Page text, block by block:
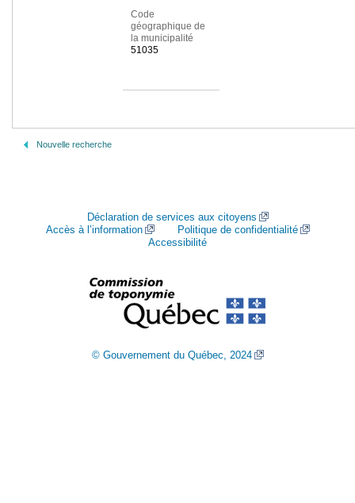
Code
géographique de
la municipalité
51035
Nouvelle recherche
Déclaration de services aux citoyens
Accès à l’information
Politique de confidentialité
Accessibilité
© Gouvernement du Québec, 2024